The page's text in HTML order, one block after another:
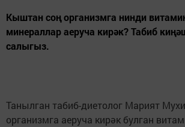
Кыштан соң организмга нинди
минераллар аеруча кирәк? Табиб
салыгыз.
Танылган табиб-диетолог Марият
организмга аеруча кирәк булган